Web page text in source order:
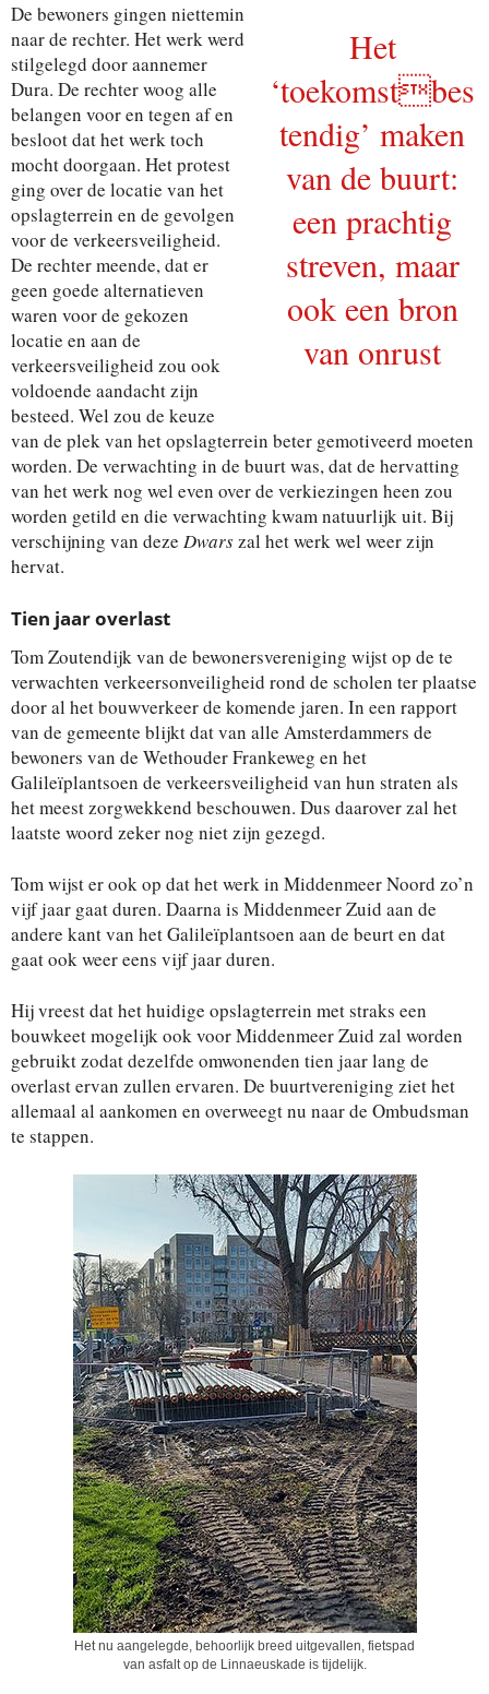
Het
‘toekomstbes
tendig’ maken
van de buurt:
een prachtig
streven, maar
ook een bron
van onrust
De bewoners gingen niettemin
naar de rechter. Het werk werd
stilgelegd door aannemer
Dura. De rechter woog alle
belangen voor en tegen af en
besloot dat het werk toch
mocht doorgaan. Het protest
ging over de locatie van het
opslagterrein en de gevolgen
voor de verkeersveiligheid.
De rechter meende, dat er
geen goede alternatieven
waren voor de gekozen
locatie en aan de
verkeersveiligheid zou ook
voldoende aandacht zijn
besteed. Wel zou de keuze
van de plek van het opslagterrein beter gemotiveerd moeten
worden. De verwachting in de buurt was, dat de hervatting
van het werk nog wel even over de verkiezingen heen zou
worden getild en die verwachting kwam natuurlijk uit. Bij
verschijning van deze Dwarszal het werk wel weer zijn
hervat.
Tien jaar overlast
Tom Zoutendijk van de bewonersvereniging wijst op de te
verwachten verkeersonveiligheid rond de scholen ter plaatse
door al het bouwverkeer de komende jaren. In een rapport
van de gemeente blijkt dat van alle Amsterdammers de
bewoners van de Wethouder Frankeweg en het
Galileïplantsoen de verkeersveiligheid van hun straten als
het meest zorgwekkend beschouwen. Dus daarover zal het
laatste woord zeker nog niet zijn gezegd.
Tom wijst er ook op dat het werk in Middenmeer Noord zo’n
vijf jaar gaat duren. Daarna is Middenmeer Zuid aan de
andere kant van het Galileïplantsoen aan de beurt en dat
gaat ook weer eens vijf jaar duren.
Hij vreest dat het huidige opslagterrein met straks een
bouwkeet mogelijk ook voor Middenmeer Zuid zal worden
gebruikt zodat dezelfde omwonenden tien jaar lang de
overlast ervan zullen ervaren. De buurtvereniging ziet het
allemaal al aankomen en overweegt nu naar de Ombudsman
te stappen.
Het nu aangelegde, behoorlijk breed uitgevallen, fietspad
van asfalt op de Linnaeuskade is tijdelijk.